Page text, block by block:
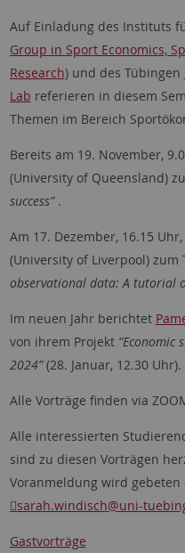
Auf Einladung des Instituts
Group in Sport Economics,
Research) und des Tübingen
Lab referieren in diesem
Themen im Bereich
Bereits am 19. November,
(University of Queensland)
success”.
Am 17. Dezember, 16.15
(University of Liverpool) zum
observational data: A tutorial
Im neuen Jahr berichtet
von ihrem Projekt “Economic
2024”(28. Januar, 12.30 Uhr).
Alle Vorträge finden via
Alle interessierten
sind zu diesen Vorträgen
Voranmeldung wird gebeten
sarah.windisch@uni-
Gastvorträge